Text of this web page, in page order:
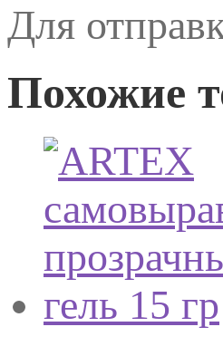
Для
Похожие